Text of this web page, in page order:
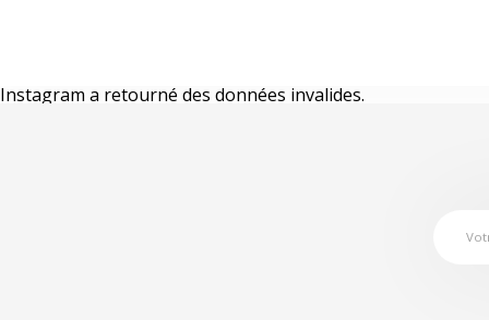
Instagram a retourné des données invalides.